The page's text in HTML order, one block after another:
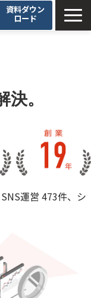
資料ダウン
ロード
。
運営 473件、シ